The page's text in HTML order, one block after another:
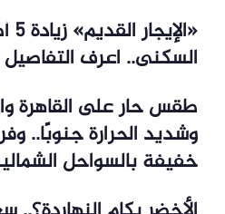
السكنى.. اعرف
طقس حار على القاهرة
وشديد الحرارة جنوبًا..
خفيفة بالسواحل